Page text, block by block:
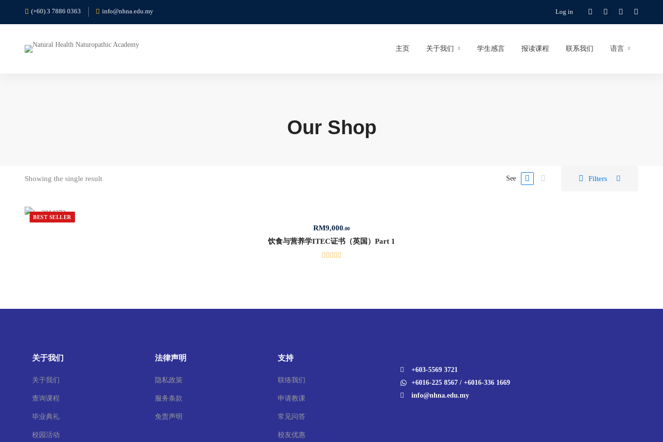
(+60) 3 7886 0363 info@nhna.edu.my Log in
主页 关于我们 学生感言 报读课程 联系我们 语言
Our Shop
Showing the single result See Filters
BEST SELLER
RM9,000.00
饮食与营养学ITEC证书（英国）Part 1
关于我们
关于我们
查询课程
毕业典礼
校园活动
法律声明
隐私政策
服务条款
免责声明
支持
联络我们
申请教课
常见问答
校友优惠
+603-5569 3721
+6016-225 8567 / +6016-336 1669
info@nhna.edu.my